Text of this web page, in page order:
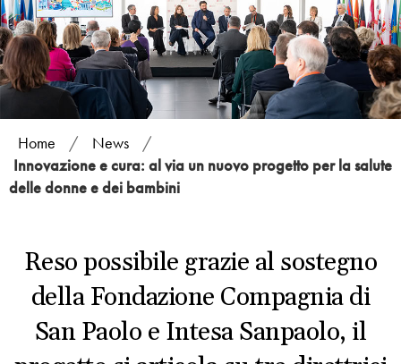
Home / News
/
Innovazione e cura: al via un nuovo progetto per la salute
delle donne e dei bambini
Reso possibile grazie al sostegno
della Fondazione Compagnia di
San Paolo e Intesa Sanpaolo, il